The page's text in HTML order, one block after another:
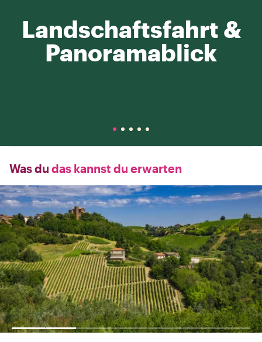
Landschaftsfahrt &
Panoramablick
Was du das kannst du erwarten